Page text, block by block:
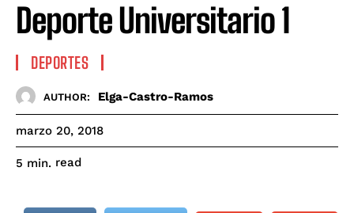
Deporte Universitario 1
DEPORTES
AUTHOR: Elga-Castro-Ramos
marzo 20, 2018
5 min. read